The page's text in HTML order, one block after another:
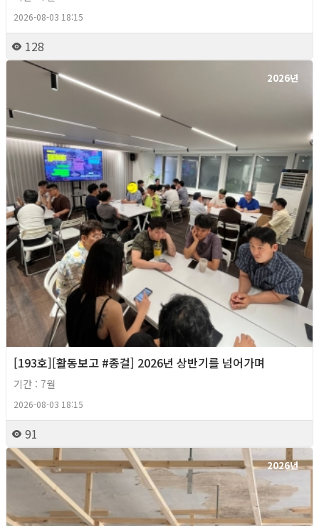
2026-08-03 18:15
128
2026년
[193호][활동보고 #종걸] 2026년 상반기를 넘어가며
기간 : 7월
2026-08-03 18:15
91
2026년